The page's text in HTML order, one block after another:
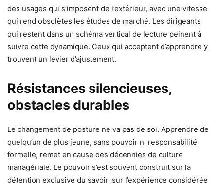
des usages qui s’imposent de l’extérieur, avec une vitesse
qui rend obsolètes les études de marché. Les dirigeants
qui restent dans un schéma vertical de lecture peinent à
suivre cette dynamique. Ceux qui acceptent d’apprendre y
trouvent un levier d’ajustement.
Résistances silencieuses,
obstacles durables
Le changement de posture ne va pas de soi. Apprendre de
quelqu’un de plus jeune, sans pouvoir ni responsabilité
formelle, remet en cause des décennies de culture
managériale. Le pouvoir s’est souvent construit sur la
détention exclusive du savoir, sur l’expérience considérée